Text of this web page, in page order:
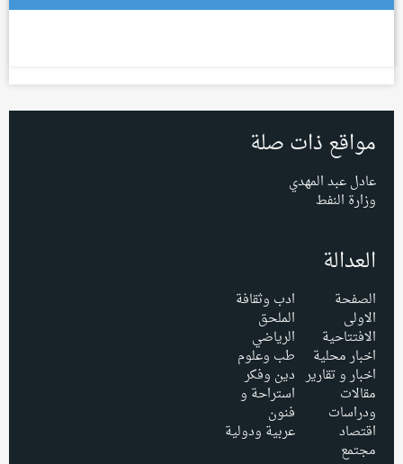
مواقع ذات صلة
عادل عبد المهدي
وزارة النفط
العدالة
الصفحة
الاولى
الافتتاحية
اخبار محلية
اخبار و تقارير
مقالات
ودراسات
اقتصاد
مجتمع
ادب وثقافة
الملحق
الرياضي
طب وعلوم
دين وفكر
استراحة و
فنون
عربية ودولية